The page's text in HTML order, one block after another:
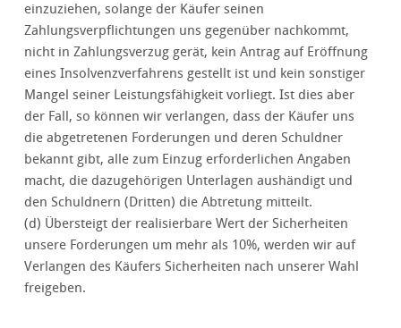
einzuziehen, solange der Käufer seinen
Zahlungsverpflichtungen uns gegenüber nachkommt,
nicht in Zahlungsverzug gerät, kein Antrag auf Eröffnung
eines Insolvenzverfahrens gestellt ist und kein sonstiger
Mangel seiner Leistungsfähigkeit vorliegt. Ist dies aber
der Fall, so können wir verlangen, dass der Käufer uns
die abgetretenen Forderungen und deren Schuldner
bekannt gibt, alle zum Einzug erforderlichen Angaben
macht, die dazugehörigen Unterlagen aushändigt und
den Schuldnern (Dritten) die Abtretung mitteilt.
(d) Übersteigt der realisierbare Wert der Sicherheiten
unsere Forderungen um mehr als 10%, werden wir auf
Verlangen des Käufers Sicherheiten nach unserer Wahl
freigeben.